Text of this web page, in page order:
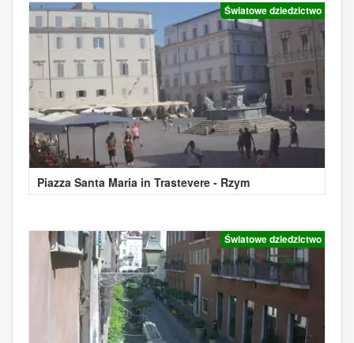
Światowe dziedzictwo
Piazza Santa Maria in Trastevere - Rzym
Światowe dziedzictwo